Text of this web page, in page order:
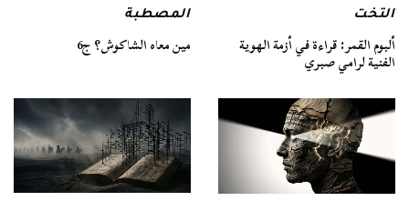
التخت
ألبوم القمر: قراءة في أزمة الهوية
الفنية لرامي صبري
المصطبة
مين معاه الشاكوش؟ ج6